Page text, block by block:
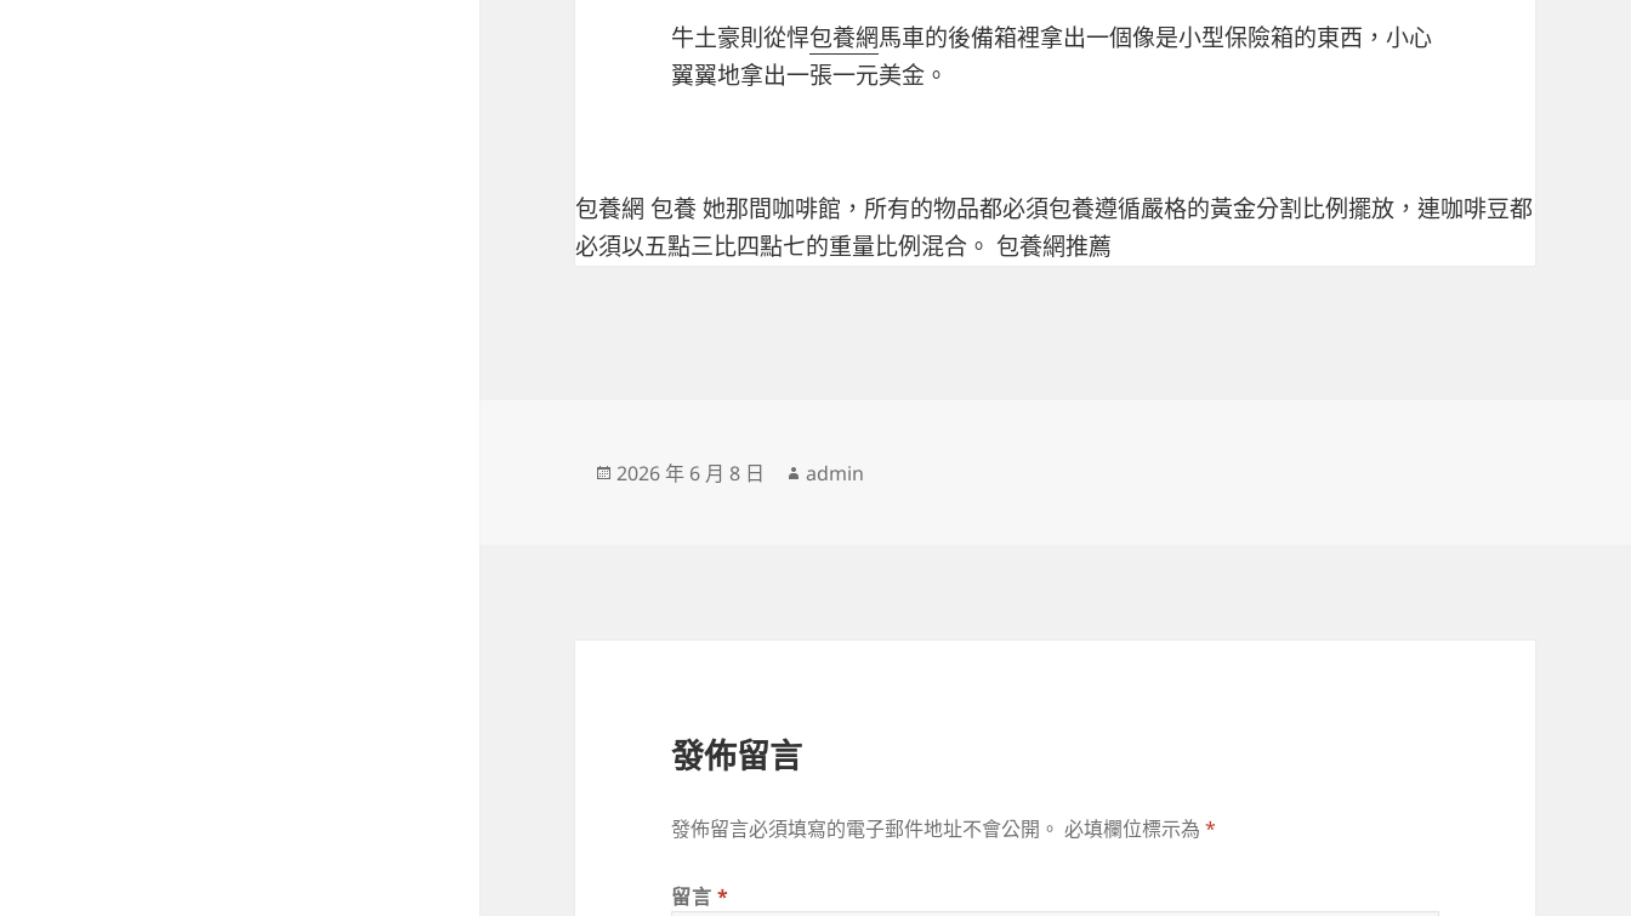
牛土豪則從悍包養網馬車的後備箱裡拿出一個像是小型保險箱的東西，小心
翼翼地拿出一張一元美金。
包養網 包養 她那間咖啡館，所有的物品都必須包養遵循嚴格的黃金分割比例擺放，連咖啡豆都
必須以五點三比四點七的重量比例混合。 包養網推薦
發
2026 年 6 月 8 日
作
admin
發佈留言
發佈留言必須填寫的電子郵件地址不會公開。 必填欄位標示為*
留言*